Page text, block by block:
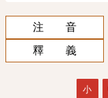
注 音
釋 義
小